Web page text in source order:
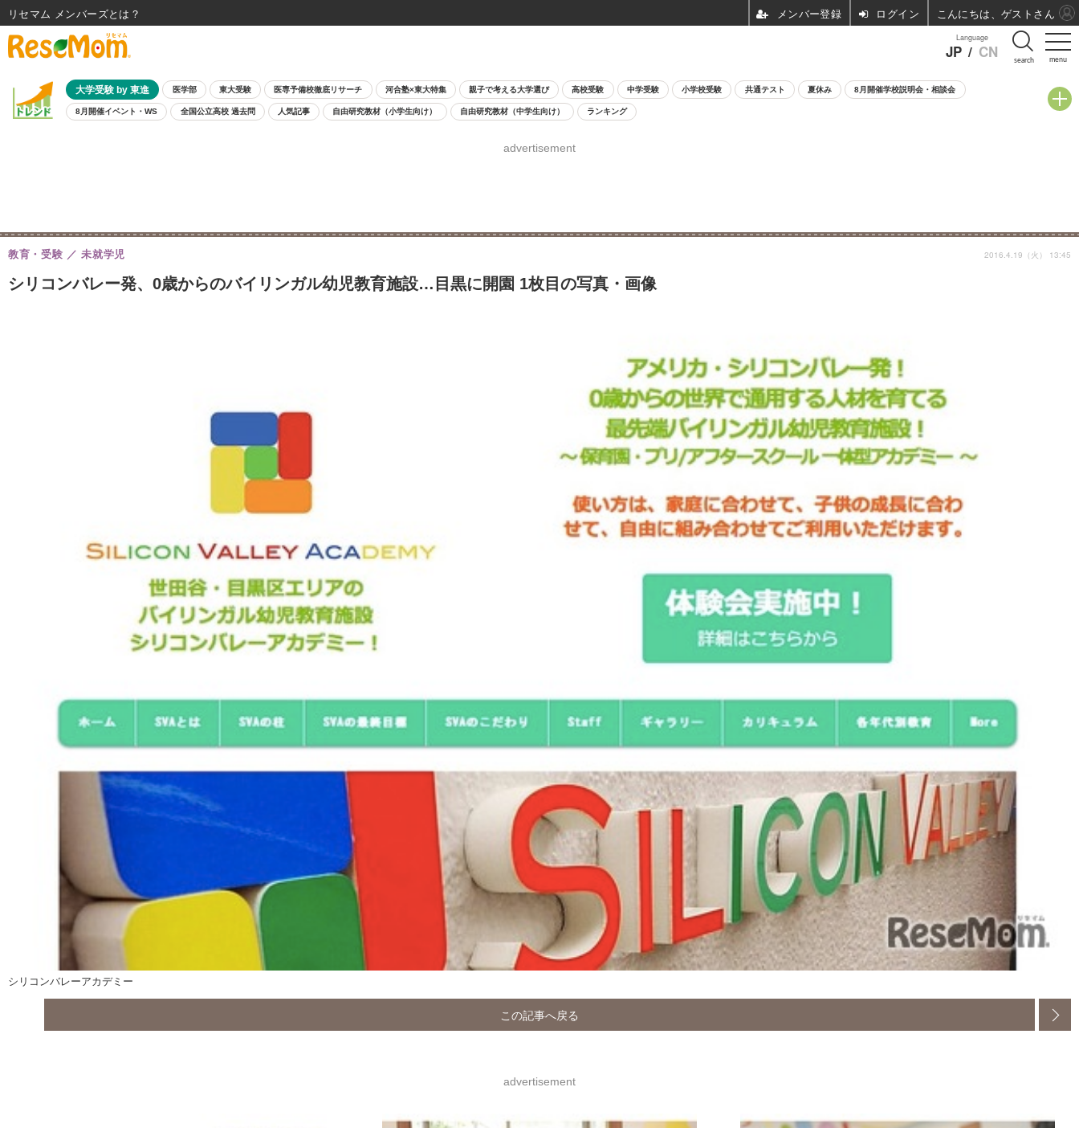
menu
Language
JP / CN search
大学受験 by 東進 医学部 東大受験 医専予備校徹底リサーチ 河合塾×東大特集 親子で考える大学選び 高校受験 中学受験 小学校受験 共通テスト 夏休み 8月開催学校説明会・相談会
8月開催イベント・WS 全国公立高校 過去問 人気記事 自由研究教材（小学生向け） 自由研究教材（中学生向け） ランキング
advertisement
シリコンバレー発、0歳からのバイリンガル幼児教育施設…目黒に開園 1枚目の写真・画像
教育・受験 未就学児 2016.4.19（火） 13:45
シリコンバレーアカデミー
この記事へ戻る
advertisement
リセマム メンバーズ ログイン こんにちは、ゲストさん